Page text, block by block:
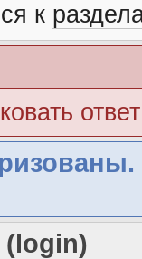
к
(login)